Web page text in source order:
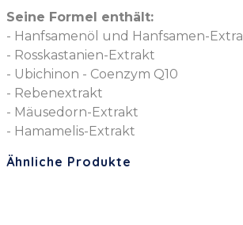
Seine Formel enthält:
- Hanfsamenöl und Hanfsamen-
- Rosskastanien-Extrakt
- Ubichinon - Coenzym Q10
- Rebenextrakt
- Mäusedorn-Extrakt
- Hamamelis-Extrakt
Ähnliche Produkte